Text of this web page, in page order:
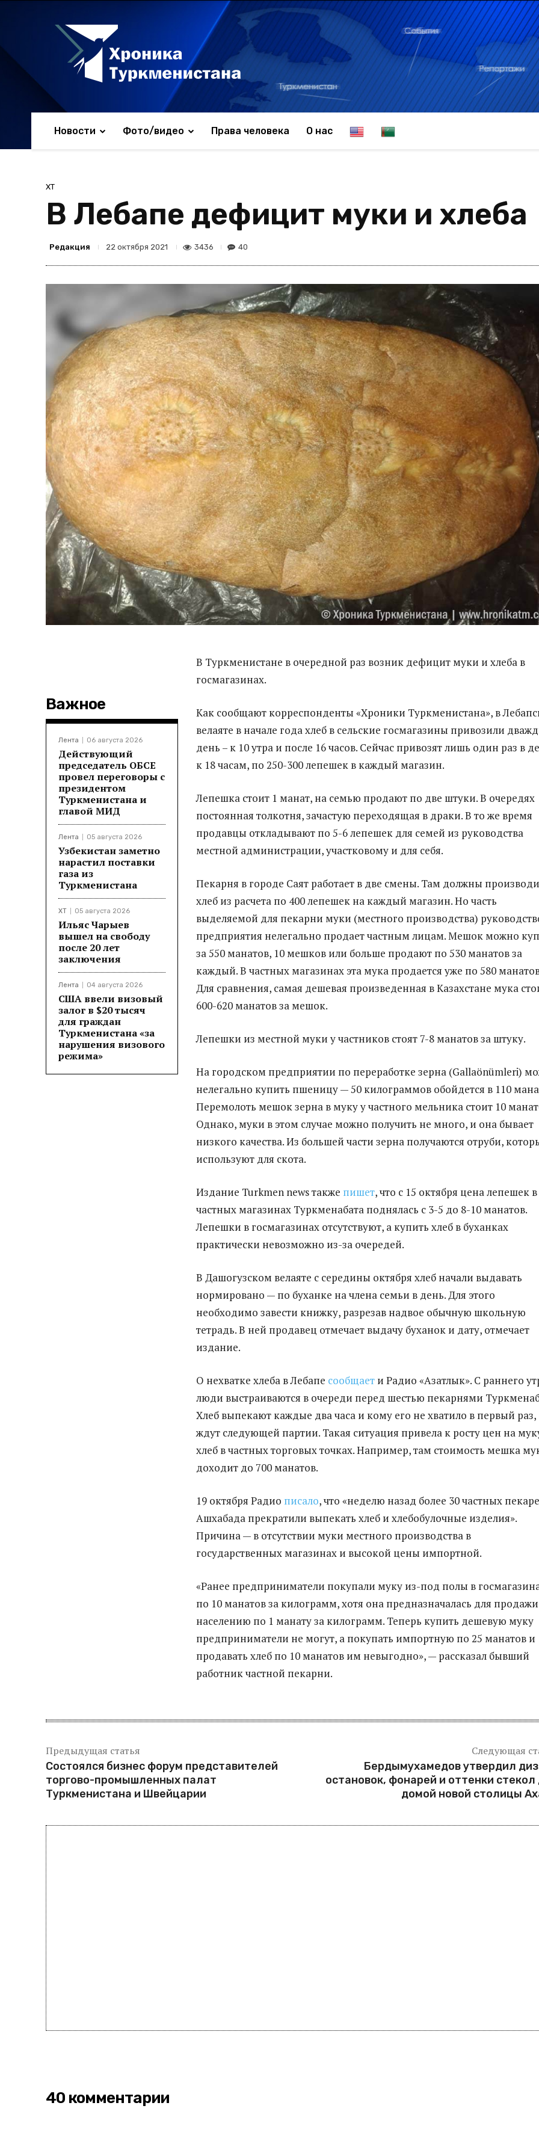
Новости Фото/видео Права человека О нас E
s
h
T
n
c
e
ХТ
В Лебапе дефицит муки и хлеба
Редакция 22 октября 2021 3436 40
Важное
Лента 06 августа 2026
Действующий
председатель ОБСЕ
провел переговоры с
президентом
Туркменистана и
главой МИД
Лента 05 августа 2026
Узбекистан заметно
нарастил поставки
газа из
Туркменистана
ХТ 05 августа 2026
Ильяс Чарыев
вышел на свободу
после 20 лет
заключения
Лента 04 августа 2026
США ввели визовый
залог в $20 тысяч
для граждан
Туркменистана «за
нарушения визового
режима»
В Туркменистане в очередной раз возник дефицит муки и хлеба в
госмагазинах.
Как сообщают корреспонденты «Хроники Туркменистана», в
велаяте в начале года хлеб в сельские госмагазины привозили
день – к 10 утра и после 16 часов. Сейчас привозят лишь один раз в
к 18 часам, по 250-300 лепешек в каждый магазин.
Лепешка стоит 1 манат, на семью продают по две штуки. В очередях
постоянная толкотня, зачастую переходящая в драки. В то же время
продавцы откладывают по 5-6 лепешек для семей из руководства
местной администрации, участковому и для себя.
Пекарня в городе Саят работает в две смены. Там должны
хлеб из расчета по 400 лепешек на каждый магазин. Но часть
выделяемой для пекарни муки (местного производства)
предприятия нелегально продает частным лицам. Мешок можно
за 550 манатов, 10 мешков или больше продают по 530 манатов за
каждый. В частных магазинах эта мука продается уже по 580
Для сравнения, самая дешевая произведенная в Казахстане мука
600-620 манатов за мешок.
Лепешки из местной муки у частников стоят 7-8 манатов за штуку.
На городском предприятии по переработке зерна (Gallaönümleri)
нелегально купить пшеницу — 50 килограммов обойдется в 110
Перемолоть мешок зерна в муку у частного мельника стоит 10
Однако, муки в этом случае можно получить не много, и она бывает
низкого качества. Из большей части зерна получаются отруби,
используют для скота.
Издание Turkmen news также пишет, что с 15 октября цена лепешек в
частных магазинах Туркменабата поднялась с 3-5 до 8-10 манатов.
Лепешки в госмагазинах отсутствуют, а купить хлеб в буханках
практически невозможно из-за очередей.
В Дашогузском велаяте с середины октября хлеб начали выдавать
нормировано — по буханке на члена семьи в день. Для этого
необходимо завести книжку, разрезав надвое обычную школьную
тетрадь. В ней продавец отмечает выдачу буханок и дату, отмечает
издание.
О нехватке хлеба в Лебапе сообщает и Радио «Азатлык». С раннего
люди выстраиваются в очереди перед шестью пекарнями
Хлеб выпекают каждые два часа и кому его не хватило в первый раз,
ждут следующей партии. Такая ситуация привела к росту цен на
хлеб в частных торговых точках. Например, там стоимость мешка
доходит до 700 манатов.
19 октября Радио писало, что «неделю назад более 30 частных
Ашхабада прекратили выпекать хлеб и хлебобулочные изделия».
Причина — в отсутствии муки местного производства в
государственных магазинах и высокой цены импортной.
«Ранее предприниматели покупали муку из-под полы в
по 10 манатов за килограмм, хотя она предназначалась для продажи
населению по 1 манату за килограмм. Теперь купить дешевую муку
предприниматели не могут, а покупать импортную по 25 манатов и
продавать хлеб по 10 манатов им невыгодно», — рассказал бывший
работник частной пекарни.
Предыдущая статья
Состоялся бизнес форум представителей
торгово-промышленных палат
Туркменистана и Швейцарии
Следующая
Бердымухамедов утвердил
остановок, фонарей и оттенки стекол
домой новой столицы
40 комментарии